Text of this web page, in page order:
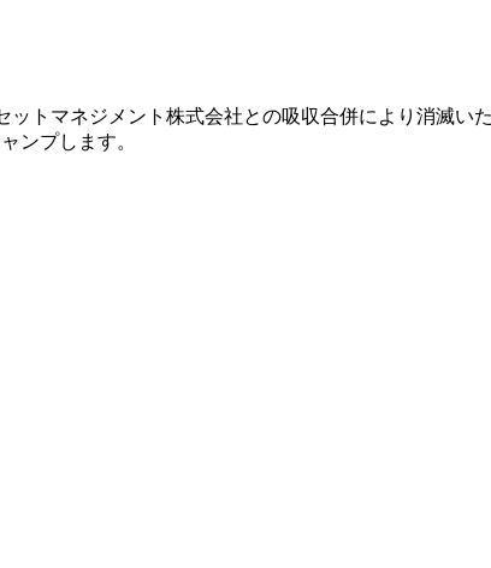
トマネジメント株式会社との吸収合併により消滅いた
ンプします。